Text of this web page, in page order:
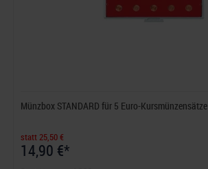
Münzbox STANDARD für 5 Euro-Kursmünzensätze
statt 25,50 €
14,90 €*